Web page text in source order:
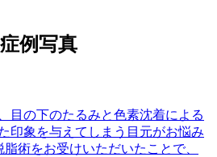
例写真
目の下のたるみと色素沈着による
印象を与えてしまう目元がお悩み
術をお受けいただいたことで、